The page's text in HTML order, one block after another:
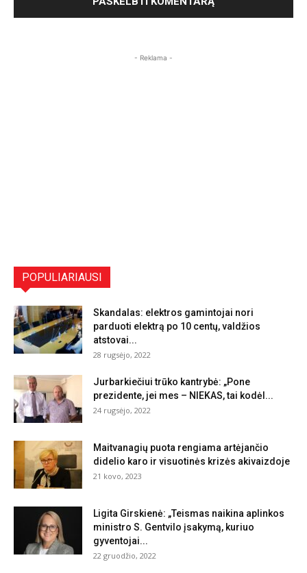
- Reklama -
POPULIARIAUSI
Skandalas: elektros gamintojai nori
parduoti elektrą po 10 centų, valdžios
atstovai...
28 rugsėjo, 2022
Jurbarkiečiui trūko kantrybė: „Pone
prezidente, jei mes – NIEKAS, tai kodėl...
24 rugsėjo, 2022
Maitvanagių puota rengiama artėjančio
didelio karo ir visuotinės krizės akivaizdoje
21 kovo, 2023
Ligita Girskienė: „Teismas naikina aplinkos
ministro S. Gentvilo įsakymą, kuriuo
gyventojai...
22 gruodžio, 2022